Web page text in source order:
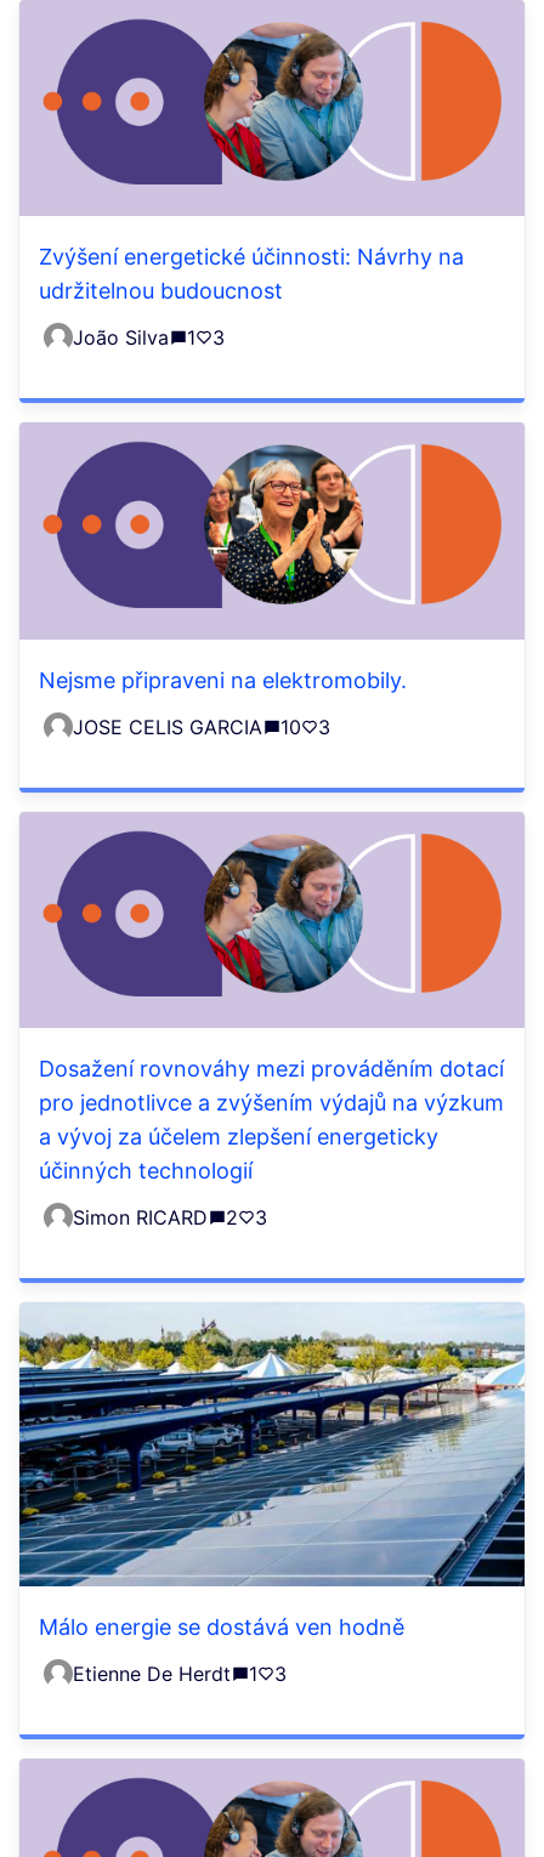
Zvýšení energetické účinnosti: Návrhy na
udržitelnou budoucnost
João Silva 1 3
Nejsme připraveni na elektromobily.
JOSE CELIS GARCIA 10 3
Dosažení rovnováhy mezi prováděním dotací
pro jednotlivce a zvýšením výdajů na výzkum
a vývoj za účelem zlepšení energeticky
účinných technologií
Simon RICARD 2 3
Málo energie se dostává ven hodně
Etienne De Herdt 1 3